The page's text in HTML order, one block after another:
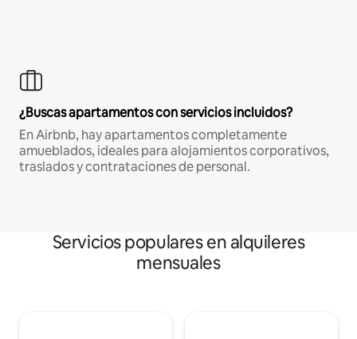
¿Buscas apartamentos con servicios incluidos?
En Airbnb, hay apartamentos completamente
amueblados, ideales para alojamientos corporativos,
traslados y contrataciones de personal.
Servicios populares en alquileres
mensuales